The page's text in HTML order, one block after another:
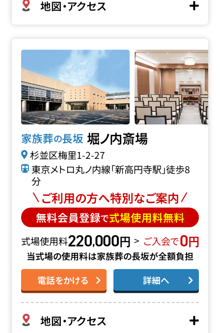
地図・アクセス
家族葬の長坂 堀ノ内斎場
杉並区梅里1-2-27
東京メトロ丸ノ内線「新高円寺駅」徒歩8
分
ご利用の方へ特別なご案内
無料会員登録で式場使用料無料
式場使用料220,000円 > ご入会で0円
当式場の使用料は家族葬の長坂が全額負担
電話をかける
詳細へ
地図・アクセス